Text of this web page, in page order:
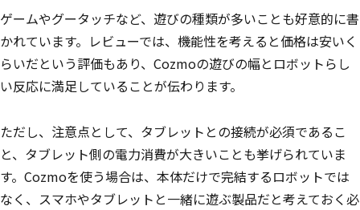
ゲームやグータッチなど、遊びの種類が多いことも好意的に書
かれています。レビューでは、機能性を考えると価格は安いく
らいだという評価もあり、Cozmoの遊びの幅とロボットらし
い反応に満足していることが伝わります。
ただし、注意点として、タブレットとの接続が必須であるこ
と、タブレット側の電力消費が大きいことも挙げられていま
す。Cozmoを使う場合は、本体だけで完結するロボットでは
なく、スマホやタブレットと一緒に遊ぶ製品だと考えておく必